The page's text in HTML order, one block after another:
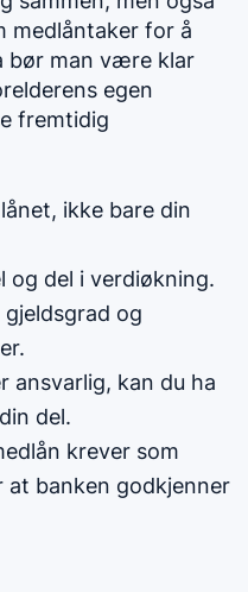
medlåntaker for å
bør man være klar
egen
fremtidig
ikke bare din
og del i verdiøkning.
og
ansvarlig, kan du ha
del.
krever som
at banken godkjenner